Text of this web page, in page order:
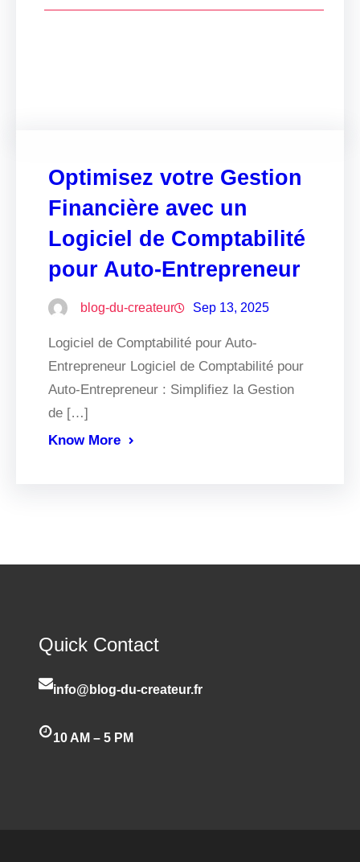
Optimisez votre Gestion
Financière avec un
Logiciel de Comptabilité
pour Auto-Entrepreneur
blog-du-createur Sep 13, 2025
Logiciel de Comptabilité pour Auto-
Entrepreneur Logiciel de Comptabilité pour
Auto-Entrepreneur : Simplifiez la Gestion
de […]
Know More
Quick Contact
info@blog-du-createur.fr
10 AM – 5 PM